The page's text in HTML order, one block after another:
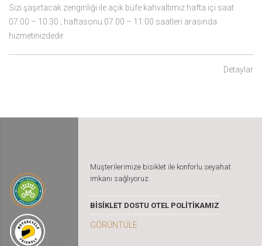
Sizi şaşırtacak zenginliği ile açık büfe kahvaltımız hafta içi saat
07:00 – 10:30 ; haftasonu 07:00 – 11:00 saatleri arasında
hizmetinizdedir.
Detaylar
Müşterilerimize bisiklet ile konforlu seyahat
imkanı sağlıyoruz.
BİSİKLET DOSTU OTEL POLİTİKAMIZ
GÖRÜNTÜLE